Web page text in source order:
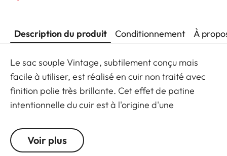
Description du produit Conditionnement À
Le sac souple Vintage, subtilement conçu mais
facile à utiliser, est réalisé en cuir non traité avec
finition polie très brillante. Cet effet de patine
intentionnelle du cuir est à l'origine d'une
Voir plus